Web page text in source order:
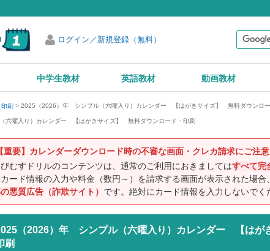
ログイン／新規登録（無料）
中学生教材 英語教材 動画教材
刷 2025（2026）年 シンプル（六曜入り）カレンダー 【はがきサイズ】 無料ダウンロー
六曜入り）カレンダー 【はがきサイズ】 無料ダウンロード・印刷
【重要】カレンダーダウンロード時の不審な画面・クレカ請求にご注
むすドリルのコンテンツは、通常のご利用におきましてはすべて完
カード情報の入力や料金（数円～）を請求する画面が表示された場合
悪質広告（詐欺サイト） です。絶対にカード情報を入力しないでく
（2026）年 シンプル（六曜入り）カレンダー 【はが
刷